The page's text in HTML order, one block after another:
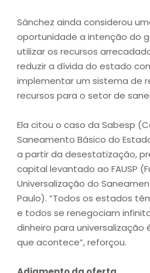
Sánchez ainda considerou
oportunidade a intenção do
utilizar os recursos
reduzir a dívida do estado
implementar um sistema de
recursos para o setor de
Ela citou o caso da Sabesp
Saneamento Básico do
a partir da desestatização,
capital levantado ao FAUSP
Universalização do
Paulo). “Todos os estados
e todos se renegociam
dinheiro para universalização
que acontece”, reforçou.